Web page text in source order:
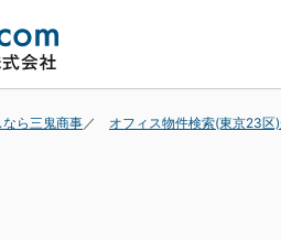
ら三鬼商事 オフィス物件検索(東京23区